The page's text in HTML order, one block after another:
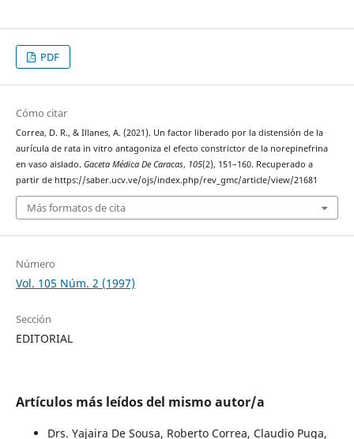
PDF
Cómo citar
Correa, D. R., & Illanes, A. (2021). Un factor liberado por la distensión de la
aurícula de rata in vitro antagoniza el efecto constrictor de la norepinefrina
en vaso aislado. Gaceta Médica De Caracas, 105(2), 151–160. Recuperado a
partir de https://saber.ucv.ve/ojs/index.php/rev_gmc/article/view/21681
Más formatos de cita
Número
Vol. 105 Núm. 2 (1997)
Sección
EDITORIAL
Artículos más leídos del mismo autor/a
Drs. Yajaira De Sousa, Roberto Correa, Claudio Puga,